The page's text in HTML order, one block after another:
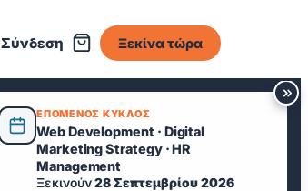
Σύνδεση Ξεκίνα τώρα
ΕΠΟΜΕΝΟΣ ΚΥΚΛΟΣ
Web Development · Digital
Marketing Strategy · HR
Management
Ξεκινούν28 Σεπτεμβρίου 2026